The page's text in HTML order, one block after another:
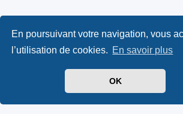
En poursuivant votre navigation, vous
l’utilisation de cookies. En savoir plus
OK